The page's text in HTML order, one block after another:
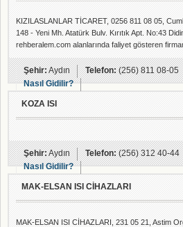
KIZILASLANLAR TİCARET, 0256 811 08 05,
148 - Yeni Mh. Atatürk Bulv. Kırıtık Apt. No:43
rehberalem.com alanlarında faliyet gösteren
Şehir:Aydın Telefon:(256) 811 08-05
Nasıl Gidilir?
KOZA ISI
Şehir:Aydın Telefon:(256) 312 40-44
Nasıl Gidilir?
MAK-ELSAN ISI CİHAZLARI
MAK-ELSAN ISI CİHAZLARI, 231 05 21, Astim